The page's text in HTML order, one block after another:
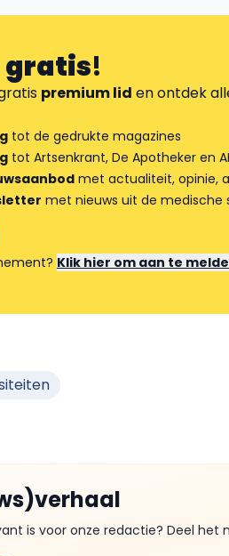
gratis!
premium lid en ontdek
tot de gedrukte magazines
tot Artsenkrant, De Apotheker en
met actualiteit, opinie,
met nieuws uit de medische
Klik hier om aan te
is voor onze redactie? Deel het